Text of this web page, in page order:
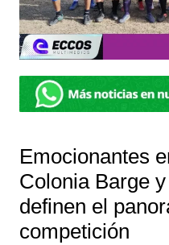
Emocionantes
Colonia Barge
definen el
competición